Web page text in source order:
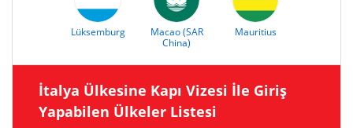
Lüksemburg
Macao (SAR
China)
Mauritius
İtalya Ülkesine Kapı Vizesi İle Giriş
Yapabilen Ülkeler Listesi